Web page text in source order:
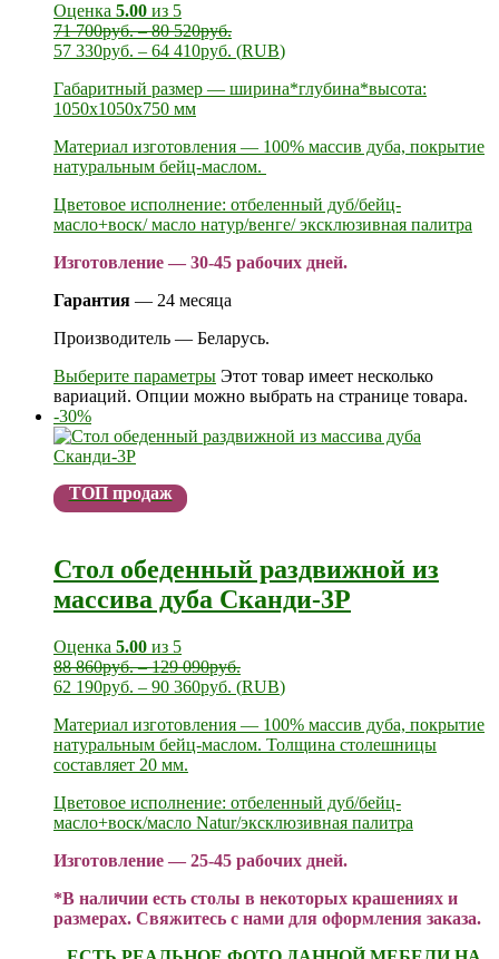
Оценка 5.00 из 5
71 700руб.–80 520руб.
57 330руб. – 64 410руб. (RUB)
Габаритный размер — ширина*глубина*высота:
1050х1050х750 мм
Материал изготовления — 100% массив дуба, покрытие
натуральным бейц-маслом.
Цветовое исполнение: отбеленный дуб/бейц-
масло+воск/ масло натур/венге/ эксклюзивная палитра
Изготовление — 30-45 рабочих дней.
Гарантия — 24 месяца
Производитель — Беларусь.
Выберите параметры Этот товар имеет несколько
вариаций. Опции можно выбрать на странице товара.
-30%
ТОП продаж
Стол обеденный раздвижной из
массива дуба Сканди-3Р
Оценка 5.00 из 5
88 860руб.–129 090руб.
62 190руб. – 90 360руб. (RUB)
Материал изготовления — 100% массив дуба, покрытие
натуральным бейц-маслом. Толщина столешницы
составляет 20 мм.
Цветовое исполнение: отбеленный дуб/бейц-
масло+воск/масло Natur/эксклюзивная палитра
Изготовление — 25-45 рабочих дней.
*В наличии есть столы в некоторых крашениях и
размерах. Свяжитесь с нами для оформления заказа.